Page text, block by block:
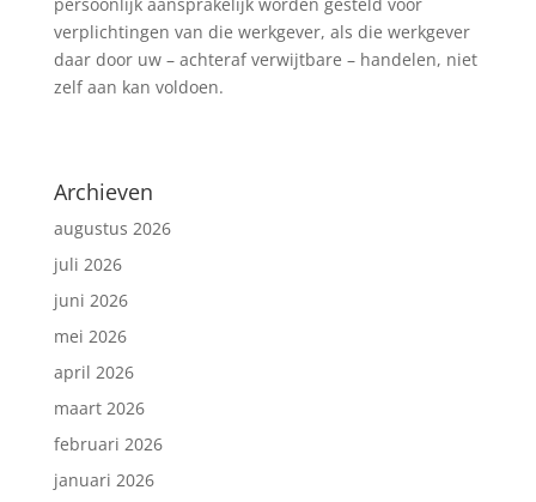
verplichtingen van die werkgever, als die werkgever
daar door uw – achteraf verwijtbare – handelen, niet
zelf aan kan voldoen.
Archieven
augustus 2026
juli 2026
juni 2026
mei 2026
april 2026
maart 2026
februari 2026
januari 2026